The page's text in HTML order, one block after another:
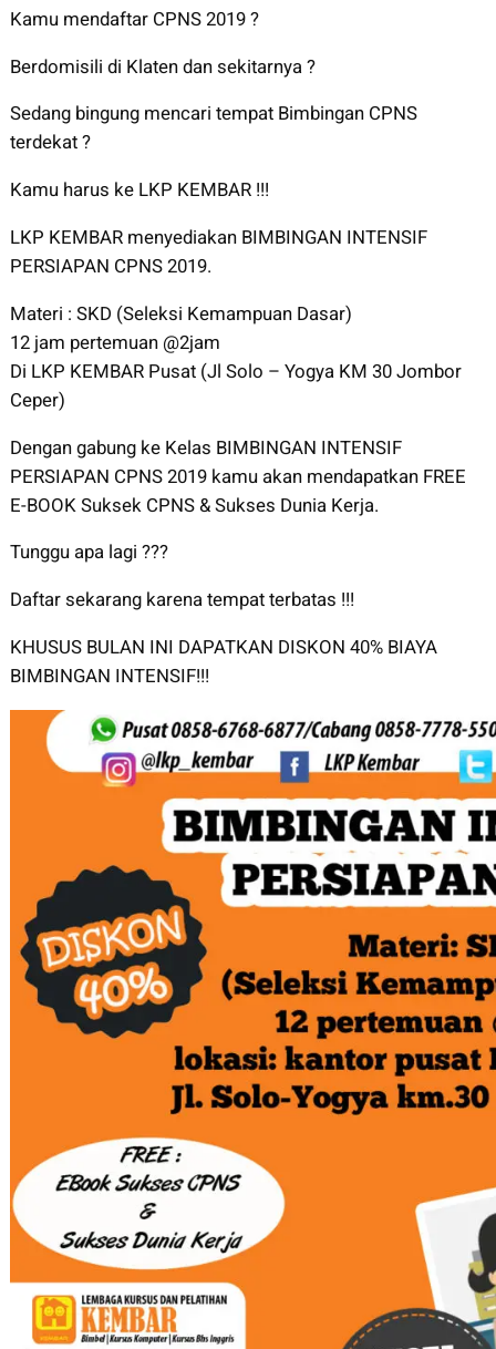
Kamu mendaftar CPNS 2019 ?
Berdomisili di Klaten dan sekitarnya ?
Sedang bingung mencari tempat Bimbingan CPNS
terdekat ?
Kamu harus ke LKP KEMBAR !!!
LKP KEMBAR menyediakan BIMBINGAN INTENSIF
PERSIAPAN CPNS 2019.
Materi : SKD (Seleksi Kemampuan Dasar)
12 jam pertemuan @2jam
Di LKP KEMBAR Pusat (Jl Solo – Yogya KM 30 Jombor
Ceper)
Dengan gabung ke Kelas BIMBINGAN INTENSIF
PERSIAPAN CPNS 2019 kamu akan mendapatkan FREE
E-BOOK Suksek CPNS & Sukses Dunia Kerja.
Tunggu apa lagi ???
Daftar sekarang karena tempat terbatas !!!
KHUSUS BULAN INI DAPATKAN DISKON 40% BIAYA
BIMBINGAN INTENSIF!!!